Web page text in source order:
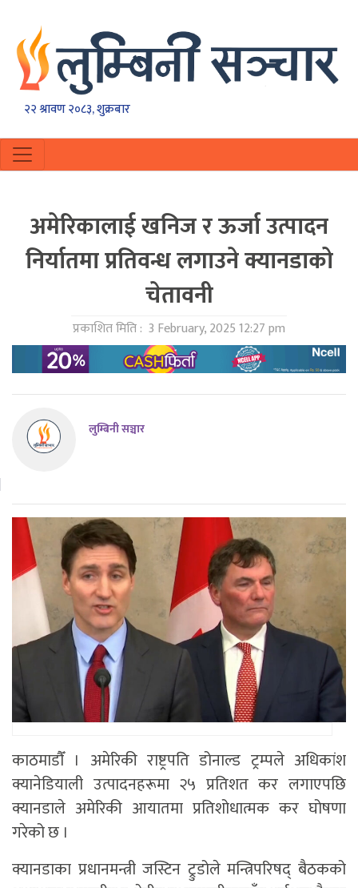
२२ श्रावण २०८३, शुक्रबार
अमेरिकालाई खनिज र ऊर्जा उत्पादन
निर्यातमा प्रतिवन्ध लगाउने क्यानडाको
चेतावनी
प्रकाशित मिति : 3 February, 2025 12:27 pm
लुम्बिनी सञ्चार
काठमाडाैँ । अमेरिकी राष्ट्रपति डोनाल्ड ट्रम्पले अधिकांश
क्यानेडियाली उत्पादनहरूमा २५ प्रतिशत कर लगाएपछि
क्यानडाले अमेरिकी आयातमा प्रतिशोधात्मक कर घोषणा
गरेको छ ।
क्यानडाका प्रधानमन्त्री जस्टिन ट्रुडोले मन्त्रिपरिषद् बैठकको